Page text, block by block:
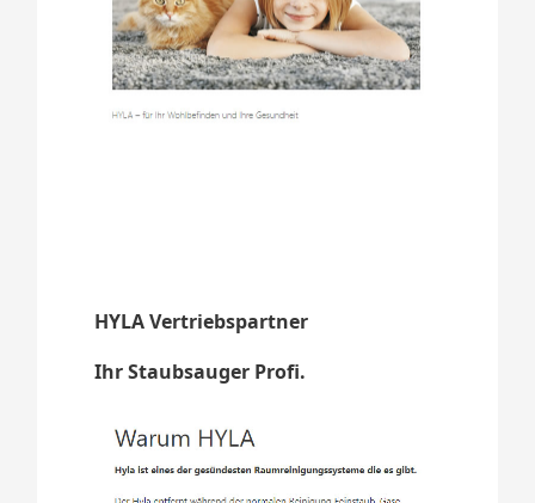
HYLA Vertriebspartner
Ihr Staubsauger Profi.